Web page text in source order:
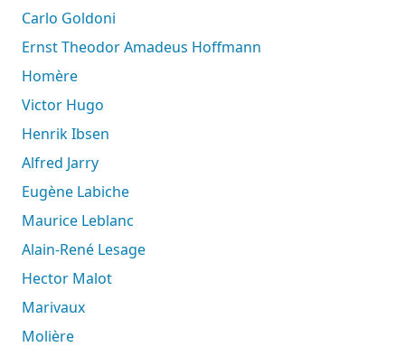
Carlo Goldoni
Ernst Theodor Amadeus Hoffmann
Homère
Victor Hugo
Henrik Ibsen
Alfred Jarry
Eugène Labiche
Maurice Leblanc
Alain-René Lesage
Hector Malot
Marivaux
Molière